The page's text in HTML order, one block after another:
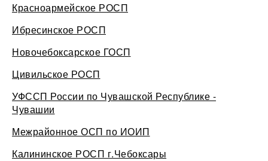
Красноармейское РОСП
Ибресинское РОСП
Новочебоксарское ГОСП
Цивильское РОСП
УФССП России по Чувашской Республике -
Чувашии
Межрайонное ОСП по ИОИП
Калининское РОСП г.Чебоксары